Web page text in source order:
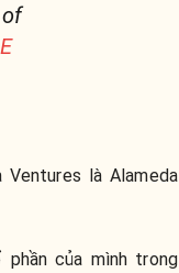
là Alameda
của mình trong